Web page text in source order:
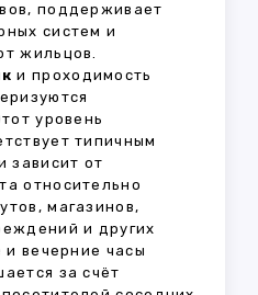
поддерживает
систем и
жильцов.
и проходимость
уровень
типичным
зависит от
относительно
магазинов,
и других
и вечерние часы
за счёт